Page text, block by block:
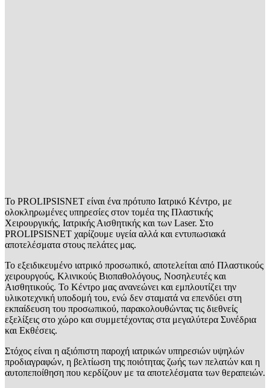
Το PROLIPSISNET είναι ένα πρότυπο Ιατρικό Κέντρο, με
ολοκληρωμένες υπηρεσίες στον τομέα της Πλαστικής
Χειρουργικής, Ιατρικής Αισθητικής και των Laser. Στο
PROLIPSISNET χαρίζουμε υγεία αλλά και εντυπωσιακά
αποτελέσματα στους πελάτες μας.
Το εξειδικευμένο ιατρικό προσωπικό, αποτελείται από Πλαστικούς
χειρουργούς, Κλινικούς Βιοπαθολόγους, Νοσηλευτές και
Αισθητικούς. Το Κέντρο μας ανανεώνει και εμπλουτίζει την
υλικοτεχνική υποδομή του, ενώ δεν σταματά να επενδύει στη
εκπαίδευση του προσωπικού, παρακολουθώντας τις διεθνείς
εξελίξεις στο χώρο και συμμετέχοντας στα μεγαλύτερα Συνέδρια
και Εκθέσεις.
Στόχος είναι η αξιόπιστη παροχή ιατρικών υπηρεσιών υψηλών
προδιαγραφών, η βελτίωση της ποιότητας ζωής των πελατών και η
αυτοπεποίθηση που κερδίζουν με τα αποτελέσματα των θεραπειών.